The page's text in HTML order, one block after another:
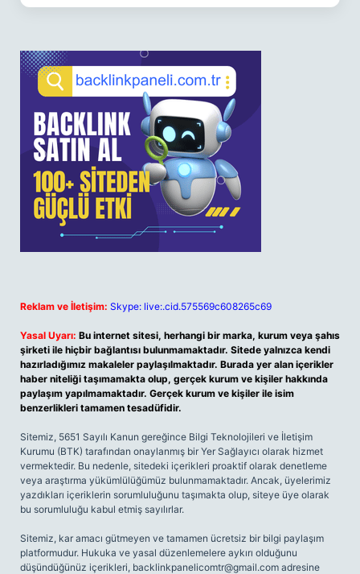
Reklam ve İletişim: Skype: live:.cid.575569c608265c69
Yasal Uyarı: Bu internet sitesi, herhangi bir marka, kurum veya şahıs
şirketi ile hiçbir bağlantısı bulunmamaktadır. Sitede yalnızca kendi
hazırladığımız makaleler paylaşılmaktadır. Burada yer alan içerikler
haber niteliği taşımamakta olup, gerçek kurum ve kişiler hakkında
paylaşım yapılmamaktadır. Gerçek kurum ve kişiler ile isim
benzerlikleri tamamen tesadüfidir.
Sitemiz, 5651 Sayılı Kanun gereğince Bilgi Teknolojileri ve İletişim
Kurumu (BTK) tarafından onaylanmış bir Yer Sağlayıcı olarak hizmet
vermektedir. Bu nedenle, sitedeki içerikleri proaktif olarak denetleme
veya araştırma yükümlülüğümüz bulunmamaktadır. Ancak, üyelerimiz
yazdıkları içeriklerin sorumluluğunu taşımakta olup, siteye üye olarak
bu sorumluluğu kabul etmiş sayılırlar.
Sitemiz, kar amacı gütmeyen ve tamamen ücretsiz bir bilgi paylaşım
platformudur. Hukuka ve yasal düzenlemelere aykırı olduğunu
düşündüğünüz içerikleri, backlinkpanelicomtr@gmail.com adresine